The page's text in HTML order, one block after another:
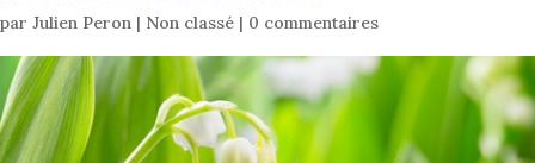
par Julien Peron | Non classé | 0 commentaires